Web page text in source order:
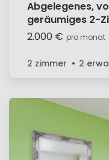
Abgelegenes,
geräumiges 2-
des
2.000 € pro monat
2 zimmer 2